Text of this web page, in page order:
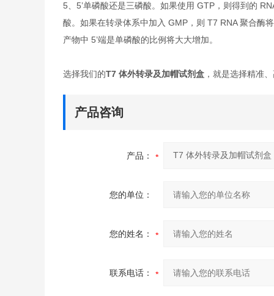
5、5’单磷酸还是三磷酸。如果使用 GTP，则得到的
酸。如果在转录体系中加入 GMP，则 T7 RNA 聚合酶
产物中 5’端是单磷酸的比例将大大增加。
选择我们的T7 体外转录及加帽试剂盒，就是选择精准
产品咨询
产品：
您的单位：
您的姓名：
联系电话：